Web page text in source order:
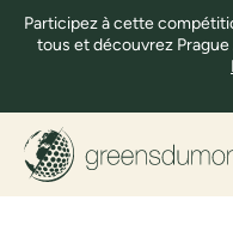
Participez à cette
tous et découvrez